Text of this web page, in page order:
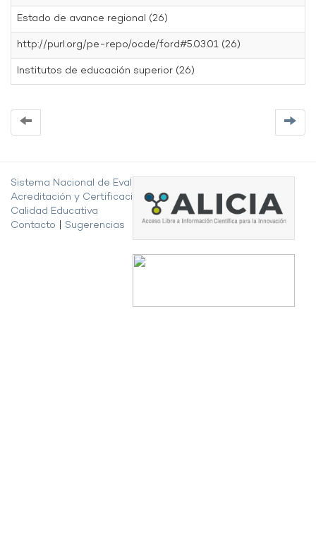
Estado de avance regional (26)
http://purl.org/pe-repo/ocde/ford#5.03.01 (26)
Institutos de educación superior (26)
Sistema Nacional de Evaluación,
Acreditación y Certificación de la
Calidad Educativa
Contacto
Sugerencias